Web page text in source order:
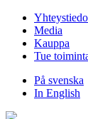
Hyppää
sisältöönMedia
Kauppa
Tue
På svenska
In English